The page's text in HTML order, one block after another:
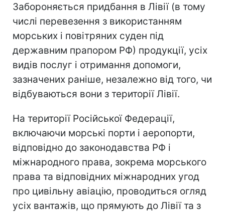
Забороняється придбання в Лівії (в тому
числі перевезення з використанням
морських і повітряних суден під
державним прапором РФ) продукції, усіх
видів послуг і отримання допомоги,
зазначених раніше, незалежно від того, чи
відбуваються вони з території Лівії.
На території Російської Федерації,
включаючи морські порти і аеропорти,
відповідно до законодавства РФ і
міжнародного права, зокрема морського
права та відповідних міжнародних угод
про цивільну авіацію, проводиться огляд
усіх вантажів, що прямують до Лівії та з